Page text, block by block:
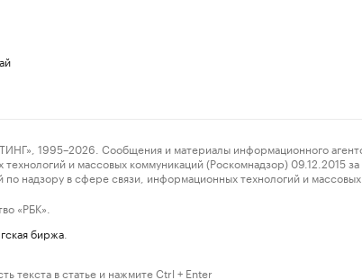
Сообщения и материалы информационного
и массовых коммуникаций (Роскомнадзор)
надзору в сфере связи, информационных технологий и
«РБК».
биржа
текста в статье и нажмите Ctrl + Enter